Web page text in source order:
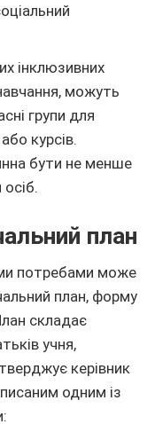
інклюзивних
можуть
групи для
курсів.
бути не менше
план
потребами може
план, форму
складає
учня,
керівник
одним із